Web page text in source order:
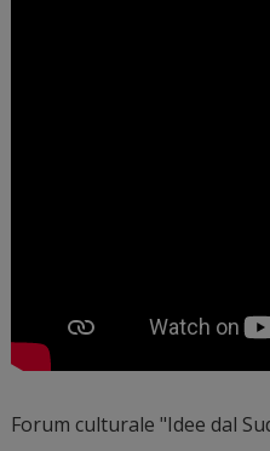
Forum culturale "Idee dal